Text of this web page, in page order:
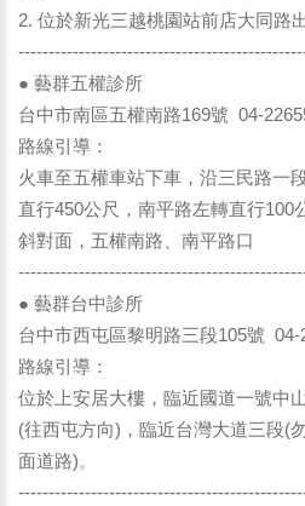
2. 位於新光三越桃園站前店大同路
● 藝群五權診所
台中市南區五權南路169號 04-
路線引導：
火車至五權車站下車，沿三民路一
直行450公尺，南平路左轉直行100
斜對面，五權南路、南平路口
● 藝群台中診所
台中市西屯區黎明路三段105號 04-
路線引導：
位於上安居大樓，臨近國道一號中
(往西屯方向)，臨近台灣大道三段(
面道路)。